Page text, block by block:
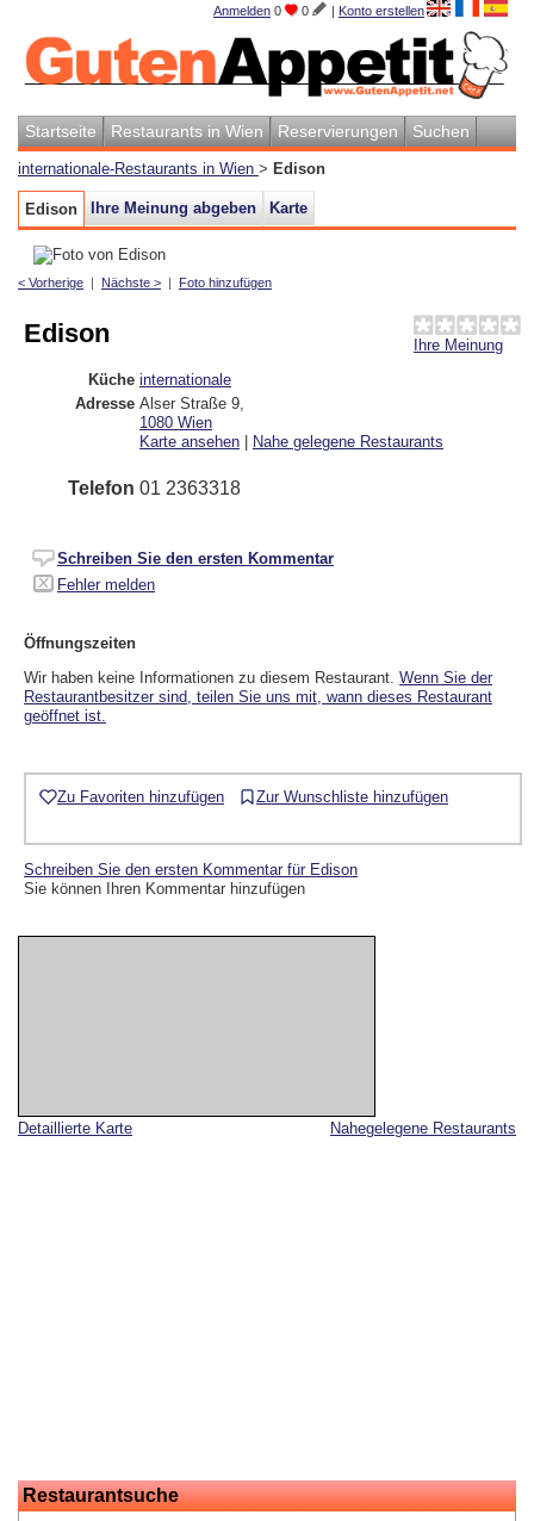
Anmelden 0 0 | Konto erstellen
Startseite Restaurants in Wien Reservierungen Suchen
internationale-Restaurants in Wien > Edison
Edison Ihre Meinung abgeben Karte
< Vorherige | Nächste > | Foto hinzufügen
Nahegelegene Restaurants
Detaillierte Karte
Restaurantsuche
Ihre Meinung
Edison
Küche internationale
Adresse Alser Straße 9
1080 Wien
Karte ansehen | Nahe gelegene Restaurants
Telefon 01 2363318
Schreiben Sie den ersten Kommentar
Fehler melden
Öffnungszeiten
Wir haben keine Informationen zu diesem Restaurant. Wenn Sie der
Restaurantbesitzer sind, teilen Sie uns mit, wann dieses Restaurant
geöffnet ist.
Zu Favoriten hinzufügen Zur Wunschliste hinzufügen
Schreiben Sie den ersten Kommentar für Edison
Sie können Ihren Kommentar hinzufügen